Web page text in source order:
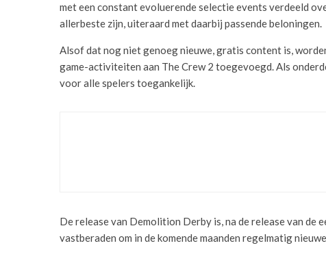
met een constant evoluerende selectie events verdeeld
allerbeste zijn, uiteraard met daarbij passende beloningen.
Alsof dat nog niet genoeg nieuwe, gratis content is,
game-activiteiten aan The Crew 2 toegevoegd. Als
voor alle spelers toegankelijk.
De release van Demolition Derby is, na de release van
vastberaden om in de komende maanden regelmatig